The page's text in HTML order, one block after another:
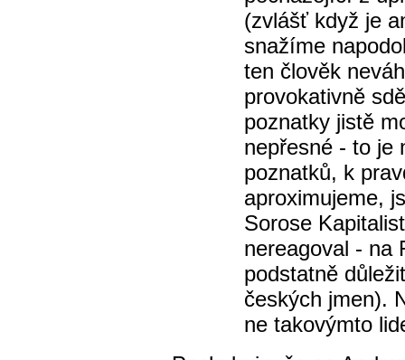
(zvlášť když je
snažíme
ten člověk
provokativně
poznatky jistě
nepřesné - to je
poznatků, k
aproximujeme,
Sorose
nereagoval - na
podstatně
českých jmen).
ne takovýmto